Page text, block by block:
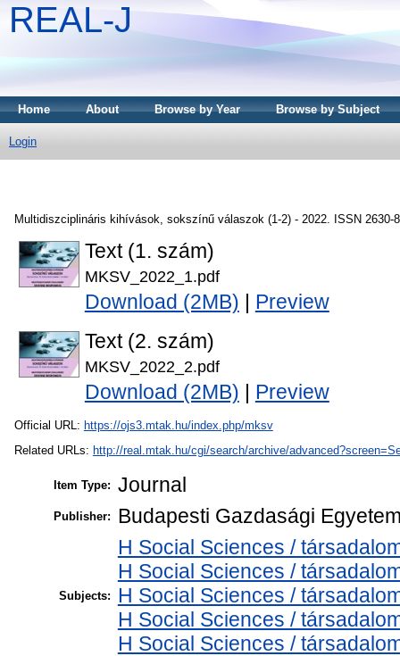
REAL-J
Home About Browse by Year Browse by Subject
Login
Multidiszciplináris kihívások, sokszínű válaszok (1-2) - 2022. ISSN 2630-
Text (1. szám)
MKSV_2022_1.pdf
Download (2MB)
Preview
Text (2. szám)
MKSV_2022_2.pdf
Download (2MB) Preview
Official URL: https://ojs3.mtak.hu/index.php/mksv
Related URLs: http://real.mtak.hu/cgi/search/archive/
Item Type: Journal
Publisher: Budapesti Gazdasági
Subjects:
H Social Sciences /
H Social Sciences /
H Social Sciences /
H Social Sciences /
H Social Sciences /